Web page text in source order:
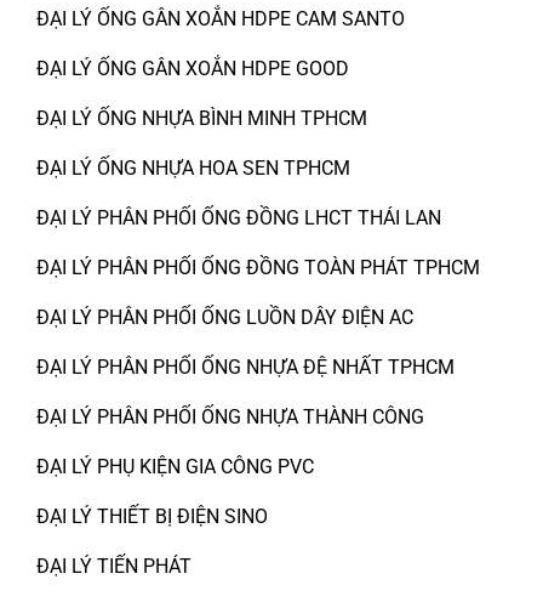
ĐẠI LÝ ỐNG GÂN XOẮN HDPE CAM SANTO
ĐẠI LÝ ỐNG GÂN XOẮN HDPE GOOD
ĐẠI LÝ ỐNG NHỰA BÌNH MINH TPHCM
ĐẠI LÝ ỐNG NHỰA HOA SEN TPHCM
ĐẠI LÝ PHÂN PHỐI ỐNG ĐỒNG LHCT THÁI LAN
ĐẠI LÝ PHÂN PHỐI ỐNG ĐỒNG TOÀN PHÁT TPHCM
ĐẠI LÝ PHÂN PHỐI ỐNG LUỒN DÂY ĐIỆN AC
ĐẠI LÝ PHÂN PHỐI ỐNG NHỰA ĐỆ NHẤT TPHCM
ĐẠI LÝ PHÂN PHỐI ỐNG NHỰA THÀNH CÔNG
ĐẠI LÝ PHỤ KIỆN GIA CÔNG PVC
ĐẠI LÝ THIẾT BỊ ĐIỆN SINO
ĐẠI LÝ TIẾN PHÁT